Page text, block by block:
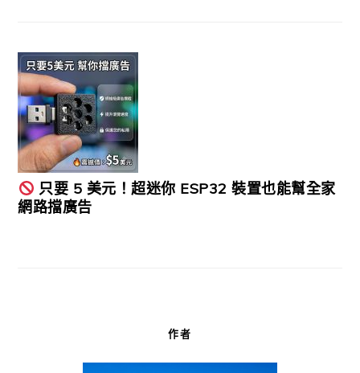
只要 5 美元！超迷你 ESP32 裝置也能幫全家
網路擋廣告
作者